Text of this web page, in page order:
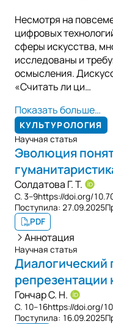
Несмотря на
цифровых
сферы искусства,
исследованы и
осмысления.
«Считать ли ци…
Показать больше…
КУЛЬТУРОЛОГИЯ
Научная статья
Эволюция
Солдатова Г. Т.
С. 3–9https://doi.org/
Поступила: 27.09.2025
PDF
Аннотация
Научная статья
Диалогический
репрезентации
Гончар С. Н.
С. 10–16https://doi.org/
Поступила: 16.09.2025